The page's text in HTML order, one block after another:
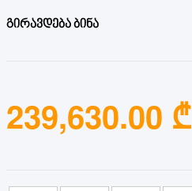
გირავდება ბინა
239,630.00 ₾